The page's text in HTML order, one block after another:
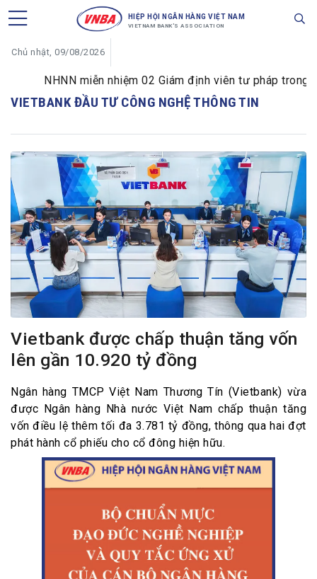
HIỆP HỘI NGÂN HÀNG VIỆT NAM
VIETNAM BANK'S ASSOCIATION
Chủ nhật, 09/08/2026
NHNN miễn nhiệm 02 Giám định viên tư pháp trong
VIETBANK ĐẦU TƯ CÔNG NGHỆ THÔNG TIN
Vietbank được chấp thuận tăng vốn
lên gần 10.920 tỷ đồng
Ngân hàng TMCP Việt Nam Thương Tín (Vietbank) vừa
được Ngân hàng Nhà nước Việt Nam chấp thuận tăng
vốn điều lệ thêm tối đa 3.781 tỷ đồng, thông qua hai đợt
phát hành cổ phiếu cho cổ đông hiện hữu.